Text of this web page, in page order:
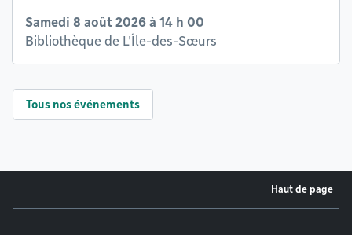
Samedi 8 août 2026 à 14 h 00
Bibliothèque de L'Île-des-Sœurs
Tous nos événements
Haut de page